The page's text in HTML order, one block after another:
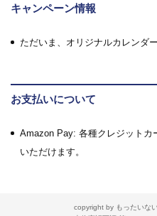
キャンペーン情報
ただいま、オリジナルカレンダ
お支払いについて
Amazon Pay: 各種クレジットカ
いただけます。
copyright by もったいな